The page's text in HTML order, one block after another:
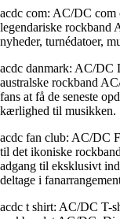
acdc com: AC/DC com
legendariske rockband
nyheder, turnédatoer,
acdc danmark: AC/DC
australske rockband
fans at få de seneste
kærlighed til musikken.
acdc fan club: AC/DC
til det ikoniske
adgang til eksklusivt
deltage i
acdc t shirt: AC/DC T-